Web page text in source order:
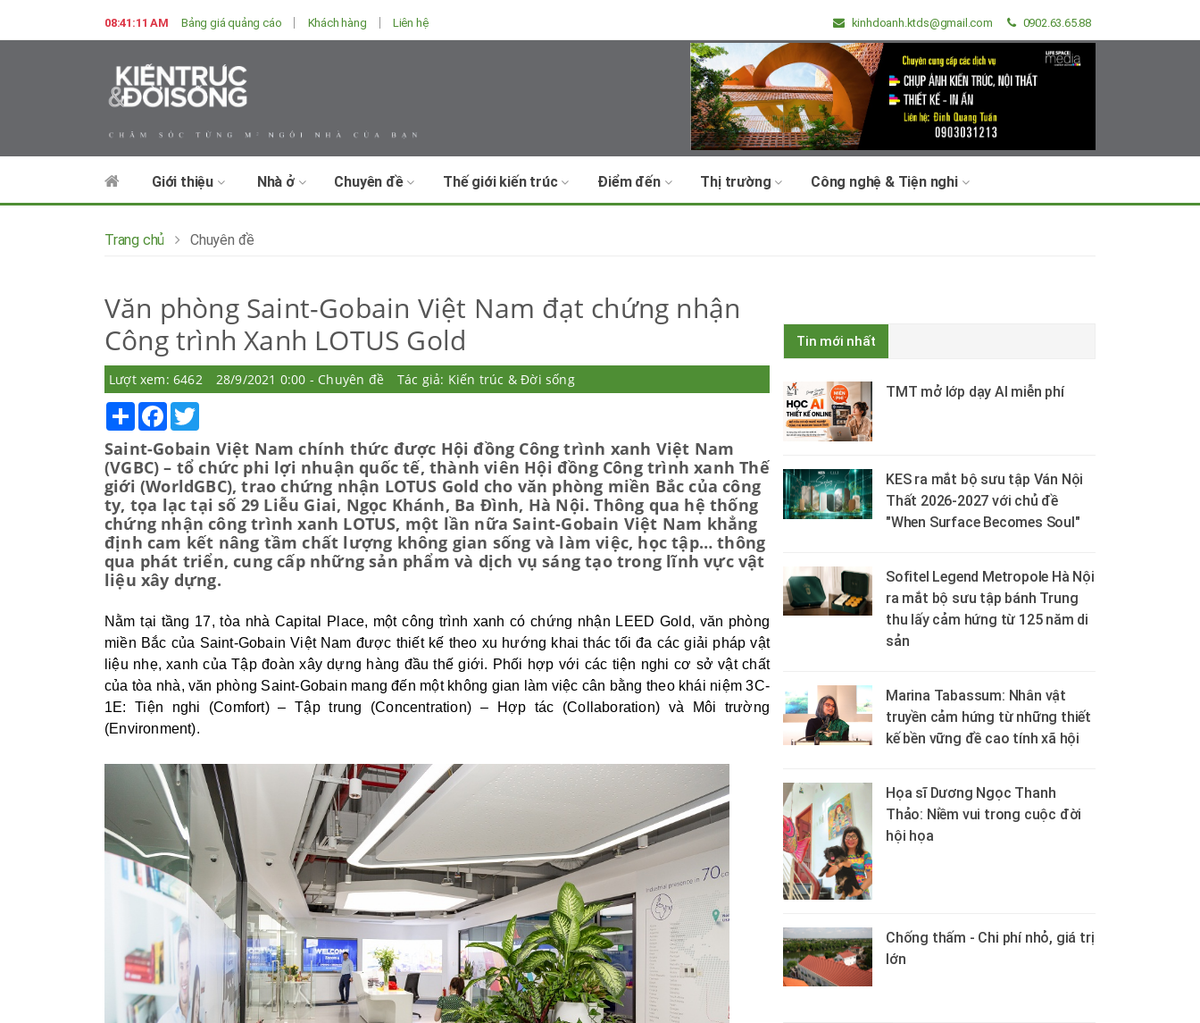
08:41:13 AM Bảng giá quảng cáo Khách hàng Liên hệ kinhdoanh.ktds@gmail.com 0902.63.65.88
Giới thiệu Nhà ở Chuyên đề Thế giới kiến trúc Điểm đến Thị trường Công nghệ & Tiện nghi
Trang chủ Chuyên đề
Văn phòng Saint-Gobain Việt Nam đạt chứng nhận
Công trình Xanh LOTUS Gold
Lượt xem: 6462 28/9/2021 0:00 - Chuyên đề
Tác giả: Kiến trúc & Đời sống
Share Facebook
Saint-Gobain Việt Nam chính thức được Hội đồng Công trình xanh Việt Nam
(VGBC) – tổ chức phi lợi nhuận quốc tế, thành viên Hội đồng Công trình xanh Thế
giới (WorldGBC), trao chứng nhận LOTUS Gold cho văn phòng miền Bắc của công
ty, tọa lạc tại số 29 Liễu Giai, Ngọc Khánh, Ba Đình, Hà Nội. Thông qua hệ thống
chứng nhận công trình xanh LOTUS, một lần nữa Saint-Gobain Việt Nam khẳng
định cam kết nâng tầm chất lượng không gian sống và làm việc, học tập… thông
qua phát triển, cung cấp những sản phẩm và dịch vụ sáng tạo trong lĩnh vực vật
liệu xây dựng.
Nằm tại tầng 17, tòa nhà Capital Place, một công trình xanh có chứng nhận LEED Gold, văn phòng
miền Bắc của Saint-Gobain Việt Nam được thiết kế theo xu hướng khai thác tối đa các giải pháp vật
liệu nhẹ, xanh của Tập đoàn xây dựng hàng đầu thế giới. Phối hợp với các tiện nghi cơ sở vật chất
của tòa nhà, văn phòng Saint-Gobain mang đến một không gian làm việc cân bằng theo khái niệm 3C-
1E: Tiện nghi (Comfort) – Tập trung (Concentration) – Hợp tác (Collaboration) và Môi trường
(Environment).
Tin mới nhất
TMT mở lớp dạy AI miễn phí
KES ra mắt bộ sưu tập Ván Nội
Thất 2026-2027 với chủ đề
"When Surface Becomes Soul"
Sofitel Legend Metropole Hà Nội
ra mắt bộ sưu tập bánh Trung
thu lấy cảm hứng từ 125 năm di
sản
Marina Tabassum: Nhân vật
truyền cảm hứng từ những thiết
kế bền vững đề cao tính xã hội
Họa sĩ Dương Ngọc Thanh
Thảo: Niềm vui trong cuộc đời
hội họa
Chống thấm - Chi phí nhỏ, giá trị
lớn